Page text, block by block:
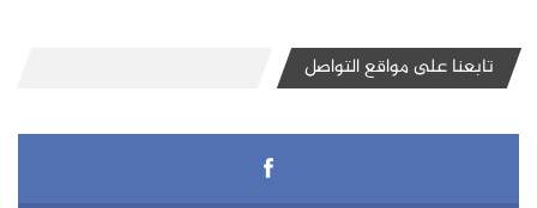
تابعنا على مواقع التواصل